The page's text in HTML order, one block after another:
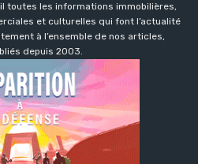
toutes les informations immobilières,
et culturelles qui font l’actualité
à l’ensemble de nos articles,
depuis 2003.